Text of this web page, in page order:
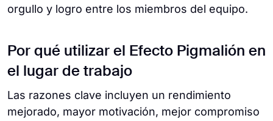
orgullo y logro entre los miembros del equipo.
Por qué utilizar el Efecto Pigmalión en
el lugar de trabajo
Las razones clave incluyen un rendimiento
mejorado, mayor motivación, mejor compromiso